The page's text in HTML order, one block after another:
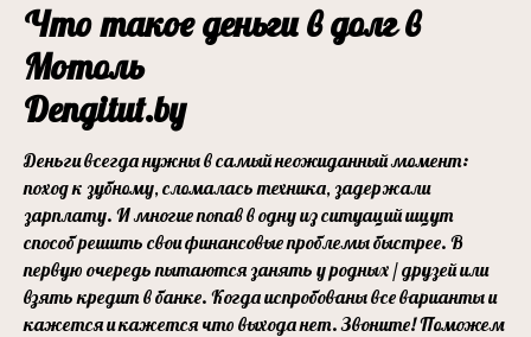
Что такое деньги в долг в
Мотоль
Dengitut.by
Деньги всегда нужны в самый неожиданный момент:
поход к зубному, сломалась техника, задержали
зарплату. И многие попав в одну из ситуаций ищут
способ решить свои финансовые проблемы быстрее. В
первую очередь пытаются занять у родных / друзей или
взять кредит в банке. Когда испробованы все варианты и
кажется и кажется что выхода нет. Звоните! Поможем